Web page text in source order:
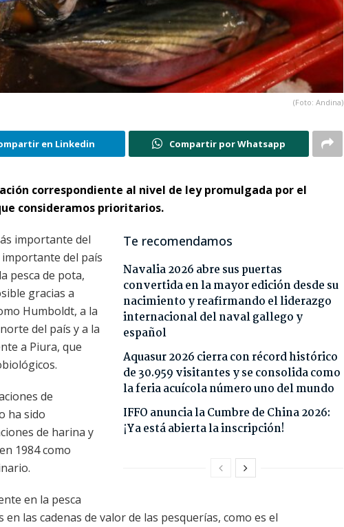
(Foto: Andina)
en Linkedin Compartir por Whatsapp
correspondiente al nivel de ley promulgada por el
consideramos prioritarios.
Te recomendamos
Navalia 2026 abre sus puertas
convertida en la mayor edición desde su
nacimiento y reafirmando el liderazgo
internacional del naval gallego y
español
Aquasur 2026 cierra con récord histórico
de 30.959 visitantes y se consolida como
la feria acuícola número uno del mundo
IFFO anuncia la Cumbre de China 2026:
¡Ya está abierta la inscripción!
importante del
del país
pesca de pota,
gracias a
Humboldt, a la
del país y a la
a Piura, que
de
ha sido
de harina y
1984 como
en la pesca
las cadenas de valor de las pesquerías, como es el